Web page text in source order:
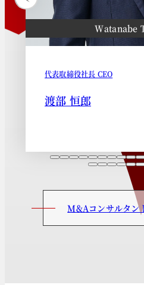
Watanabe
代表取締役社長 CEO
渡部 恒郎
M&Aコンサルタン